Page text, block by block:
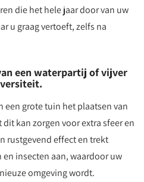
die het hele jaar door van uw
u graag vertoeft, zelfs na
een waterpartij of vijver
een grote tuin het plaatsen van
kan zorgen voor extra sfeer en
rustgevend effect en trekt
insecten aan, waardoor uw
omgeving wordt.